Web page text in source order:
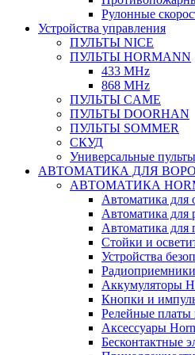
Рулонные
Устройства управления
ПУЛЬТЫ NICE
ПУЛЬТЫ HORMANN
433 MHz
868 MHz
ПУЛЬТЫ CAME
ПУЛЬТЫ DOORHAN
ПУЛЬТЫ SOMMER
СКУД
Универсальные
АВТОМАТИКА ДЛЯ
АВТОМАТИКА
Автоматика для
Автоматика для
Автоматика для
Стойки и
Устройства
Аккумуляторы
Кнопки и
Релейные платы
Аксессуары
Бесконтактные